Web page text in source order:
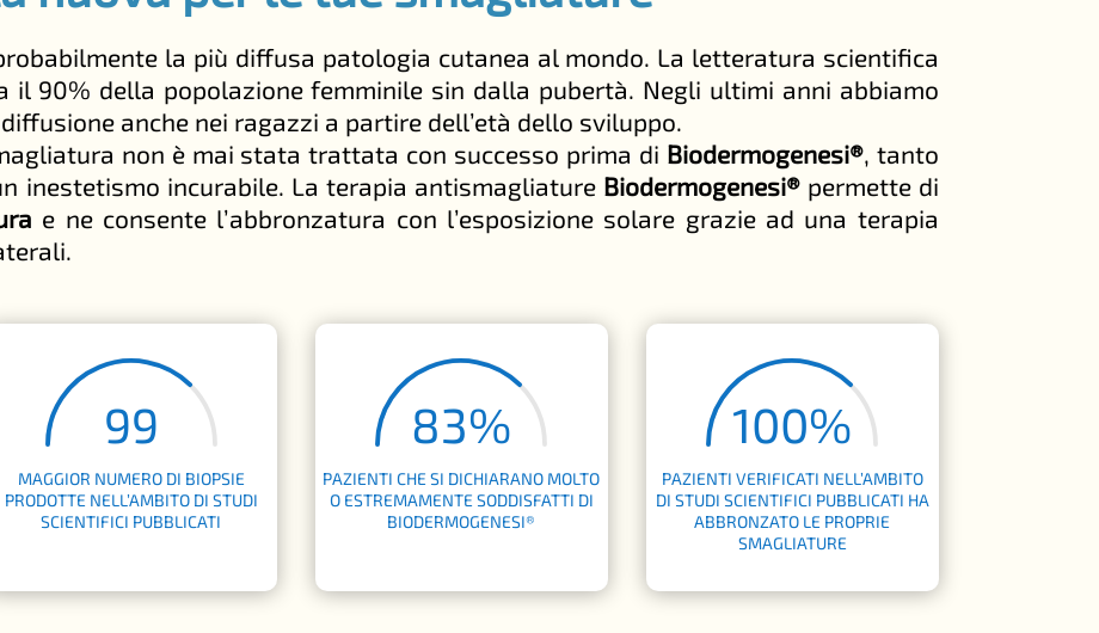
la più diffusa patologia cutanea al mondo. La letteratura scientifica
il 90% della popolazione femminile sin dalla pubertà. Negli ultimi anni abbiamo
anche nei ragazzi a partire dell’età dello sviluppo.
non è mai stata trattata con successo prima di Biodermogenesi®, tanto
inestetismo incurabile. La terapia antismagliature Biodermogenesi®permette di
e ne consente l’abbronzatura con l’esposizione solare grazie ad una terapia
99
MAGGIOR NUMERO DI BIOPSIE
PRODOTTE NELL’AMBITO DI STUDI
SCIENTIFICI PUBBLICATI
83%
PAZIENTI CHE SI DICHIARANO MOLTO
O ESTREMAMENTE SODDISFATTI DI
BIODERMOGENESI®
100%
PAZIENTI VERIFICATI NELL’AMBITO
DI STUDI SCIENTIFICI PUBBLICATI HA
ABBRONZATO LE PROPRIE
SMAGLIATURE